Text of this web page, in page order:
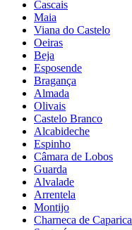
Cascais
Maia
Viana do Castelo
Oeiras
Beja
Esposende
Bragança
Almada
Olivais
Castelo Branco
Alcabideche
Espinho
Câmara de Lobos
Guarda
Alvalade
Arrentela
Montijo
Charneca de Caparica